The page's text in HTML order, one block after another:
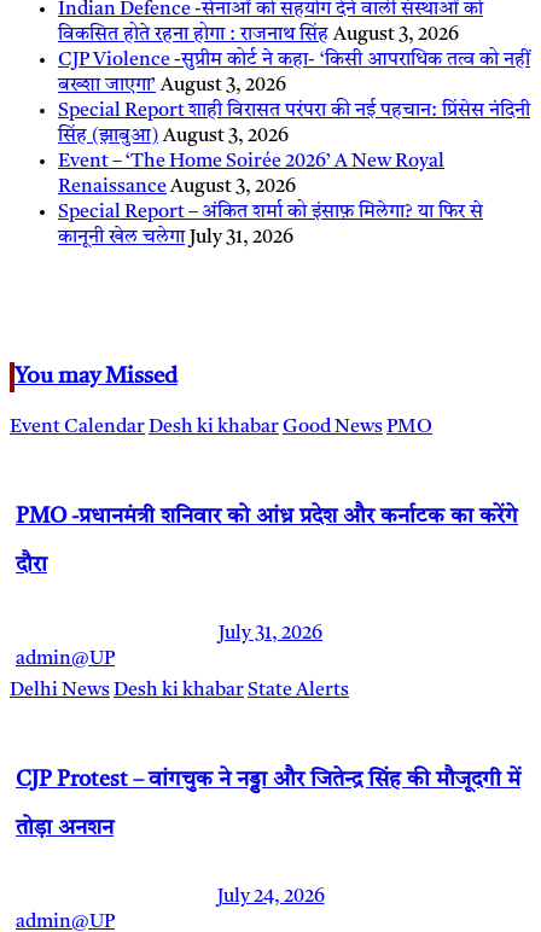
Indian Defence -सेनाओं को सहयोग देने वाली संस्थाओं को
विकसित होते रहना होगा : राजनाथ सिंह August 3, 2026
CJP Violence -सुप्रीम कोर्ट ने कहा- ‘किसी आपराधिक तत्व को नहीं
बख्शा जाएगा’ August 3, 2026
Special Report शाही विरासत परंपरा की नई पहचान: प्रिंसेस नंदिनी
सिंह (झाबुआ) August 3, 2026
Event – ‘The Home Soirée 2026’ A New Royal
RenaissanceAugust 3, 2026
Special Report – अंकित शर्मा को इंसाफ़ मिलेगा? या फिर से
कानूनी खेल चलेगा July 31, 2026
You may Missed
Event CalendarDesh ki khabarGood NewsPMO
PMO -प्रधानमंत्री शनिवार को आंध्र प्रदेश और कर्नाटक का करेंगे
दौरा
July 31, 2026
admin@UP
Delhi NewsDesh ki khabarState Alerts
CJP Protest – वांगचुक ने नड्डा और जितेन्द्र सिंह की मौजूदगी में
तोड़ा अनशन
July 24, 2026
admin@UP